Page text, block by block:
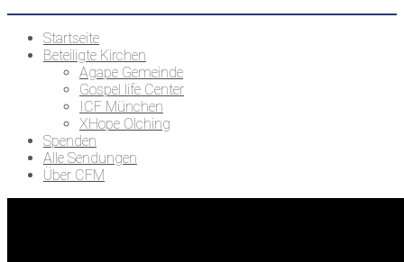
Startseite
Beteiligte Kirchen
Agape Gemeinde
Gospel life Center
ICF München
XHope Olching
Spenden
Alle Sendungen
Über CFM